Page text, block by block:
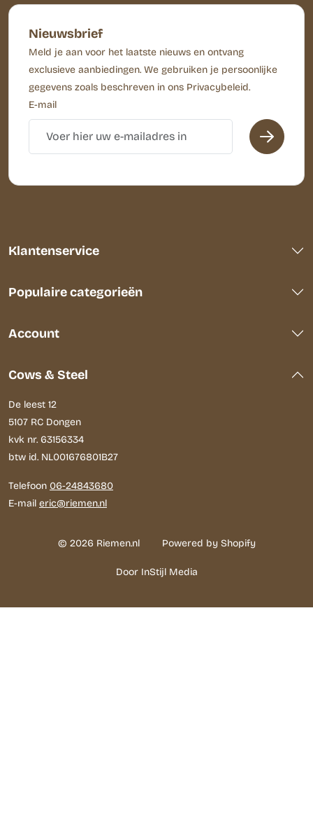
Nieuwsbrief
Meld je aan voor het laatste nieuws en ontvang
exclusieve aanbiedingen. We gebruiken je persoonlijke
gegevens zoals beschreven in ons Privacybeleid.
E-mail
Klantenservice
Populaire categorieën
Account
Cows & Steel
De leest 12
5107 RC Dongen
kvk nr. 63156334
btw id. NL001676801B27
Telefoon 06-24843680
E-mail eric@riemen.nl
© 2026 Riemen.nl Powered by Shopify
Door InStijl Media